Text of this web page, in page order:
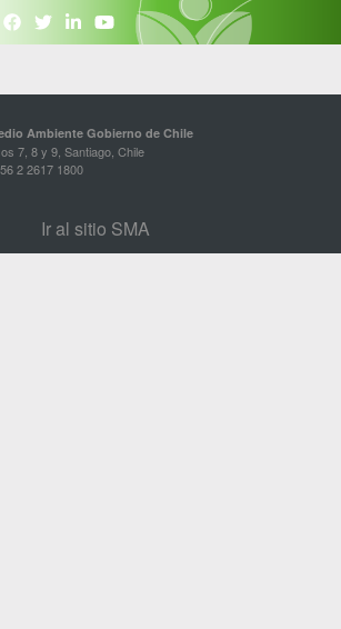
Ambiente Gobierno de Chile
7, 8 y 9, Santiago, Chile
2 2617 1800
Ir al sitio SMA